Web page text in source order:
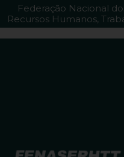
Federação Nacional
Recursos Humanos,